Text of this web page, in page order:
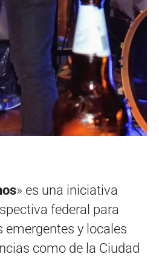
» es una iniciativa
federal para
y locales
como de la Ciudad